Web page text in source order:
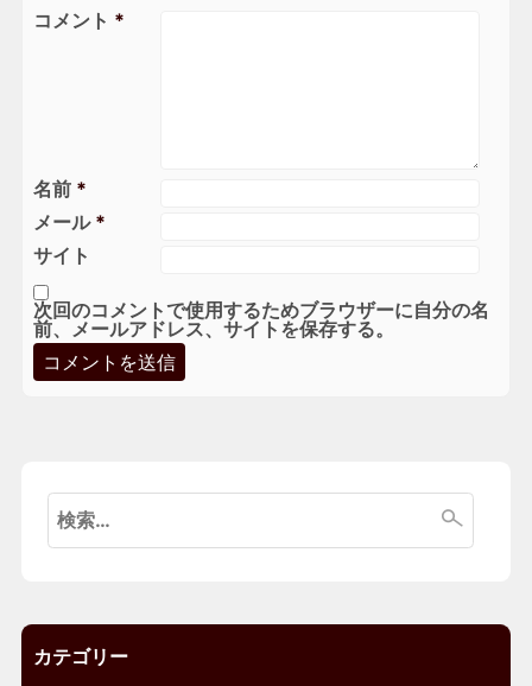
コメント *
名前 *
メール *
サイト
次回のコメントで使用するためブラウザーに自分の名
前、メールアドレス、サイトを保存する。
検
索:
カテゴリー